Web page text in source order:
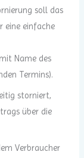
soll das
eine einfache
Name des
Termins).
storniert,
über die
Verbraucher